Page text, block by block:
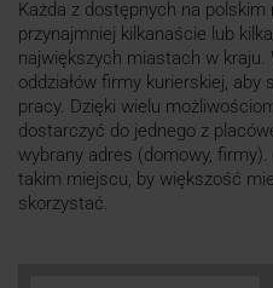
Każda z dostępnych na
przynajmniej kilkanaście lub
największych miastach w kraju.
oddziałów firmy kurierskiej,
pracy. Dzięki wielu
dostarczyć do jednego z
wybrany adres (domowy,
takim miejscu, by większość
skorzystać.